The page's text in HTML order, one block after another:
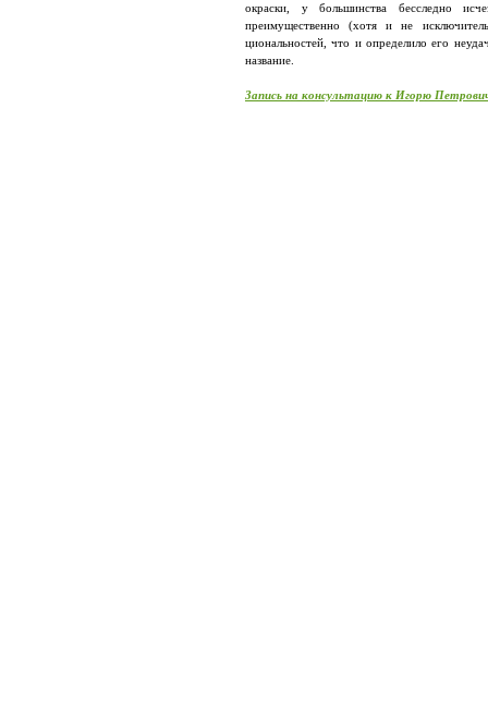
окраски, у большинства бесследно
преимущественно (хотя и не
циональностей, что и определило его
название.
Запись на консультацию к Игорю